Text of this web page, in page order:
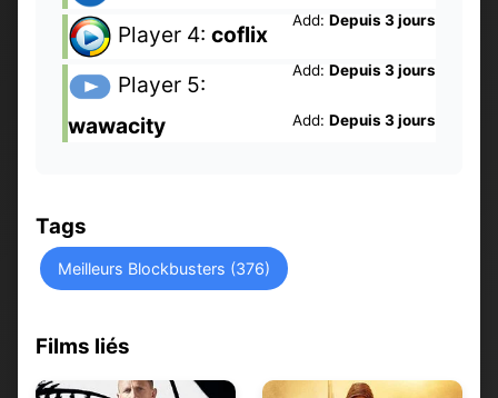
Add: Depuis 3 jours
Player 4: coflix
Add: Depuis 3 jours
Player 5:
wawacity
Add: Depuis 3 jours
Tags
Meilleurs Blockbusters (376)
Films liés